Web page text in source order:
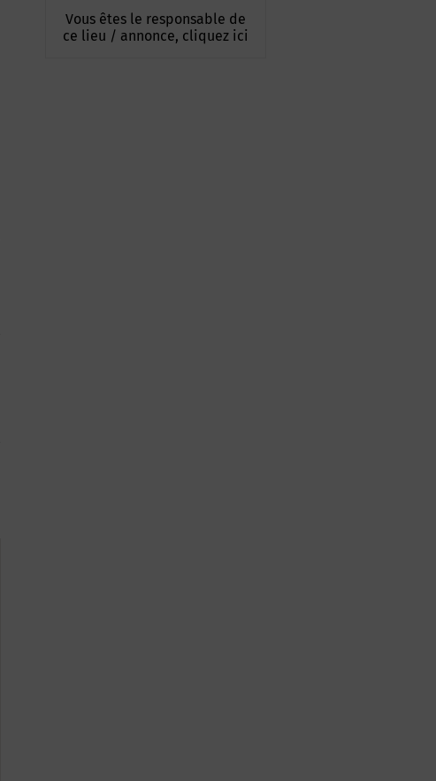
Vous êtes le responsable de
ce lieu / annonce, cliquez ici